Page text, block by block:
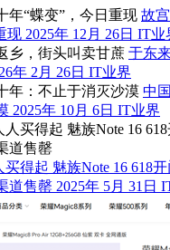
故
现 2025年 12月 26日 IT业
于东
年 2月 26日 IT业界
中
2025年 10月 6日 IT业界
得起 魅族Note 16 618开
道售罄 2025年 5月 31日